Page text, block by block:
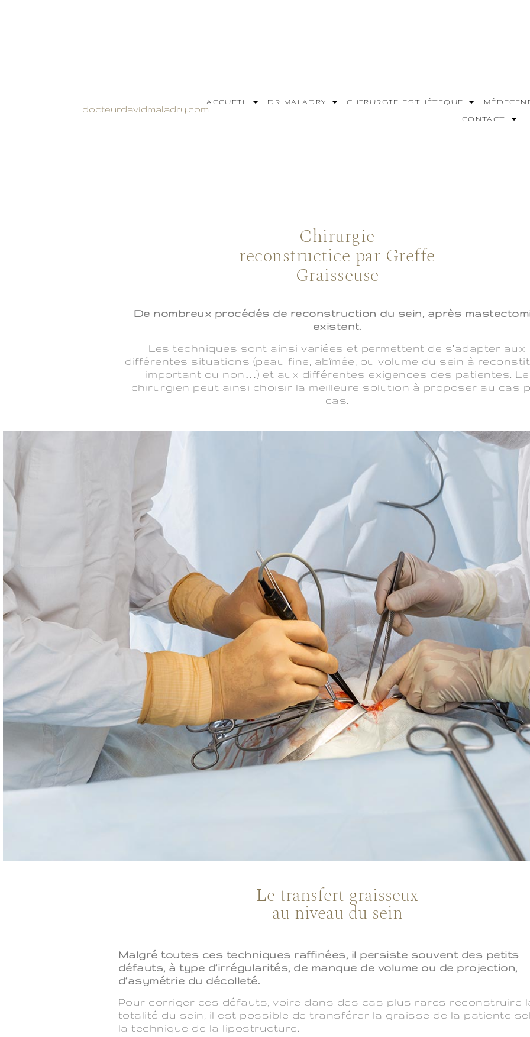
docteurdavidmaladry.com
ACCUEIL DR MALADRY CHIRURGIE ESTHÉTIQUE
CONTACT
Chirurgie
reconstructice par Greffe
Graisseuse
De nombreux procédés de reconstruction du sein, après
existent.
Les techniques sont ainsi variées et permettent de s’adapter aux
différentes situations (peau fine, abîmée, ou volume du sein à
important ou non…) et aux différentes exigences des patientes. Le
chirurgien peut ainsi choisir la meilleure solution à proposer au cas
cas.
Le transfert graisseux
au niveau du sein
Malgré toutes ces techniques raffinées, il persiste souvent des petits
défauts, à type d’irrégularités, de manque de volume ou de projection,
d’asymétrie du décolleté.
Pour corriger ces défauts, voire dans des cas plus rares reconstruire
totalité du sein, il est possible de transférer la graisse de la patiente
la technique de la lipostructure.